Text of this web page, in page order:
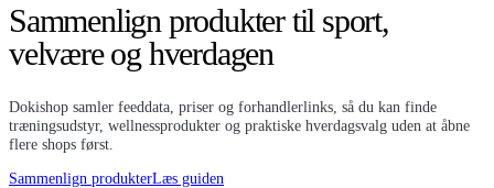
Sammenlign produkter til sport,
velvære og hverdagen
Dokishop samler feeddata, priser og forhandlerlinks, så du kan finde
træningsudstyr, wellnessprodukter og praktiske hverdagsvalg uden at åbne
flere shops først.
Sammenlign produkterLæs guiden